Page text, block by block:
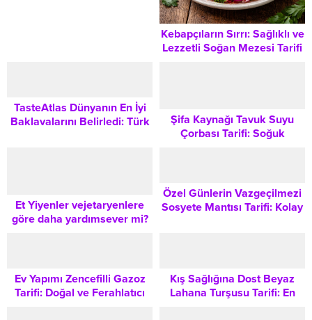
Kebapçıların Sırrı: Sağlıklı ve
Lezzetli Soğan Mezesi Tarifi
TasteAtlas Dünyanın En İyi
Baklavalarını Belirledi: Türk
Şifa Kaynağı Tavuk Suyu
Çorbası Tarifi: Soğuk
Et Yiyenler vejetaryenlere
göre daha yardımsever mi?
Özel Günlerin Vazgeçilmezi
Sosyete Mantısı Tarifi: Kolay
Ev Yapımı Zencefilli Gazoz
Tarifi: Doğal ve Ferahlatıcı
Kış Sağlığına Dost Beyaz
Lahana Turşusu Tarifi: En